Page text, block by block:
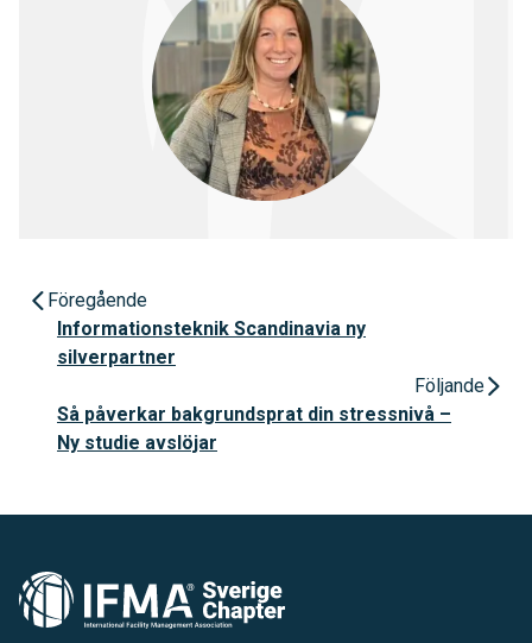
Föregående
Informationsteknik Scandinavia ny
silverpartner
Följande
Så påverkar bakgrundsprat din stressnivå –
Ny studie avslöjar